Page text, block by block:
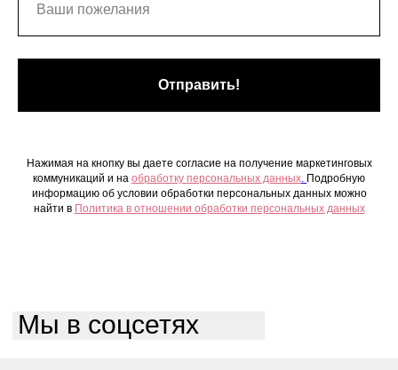
Отправить!
Нажимая на кнопку вы даете согласие на получение маркетинговых
коммуникаций и на обработку персональных данных. Подробную
информацию об условии обработки персональных данных можно
найти в Политика в отношении обработки персональных данных
Мы в соцсетях